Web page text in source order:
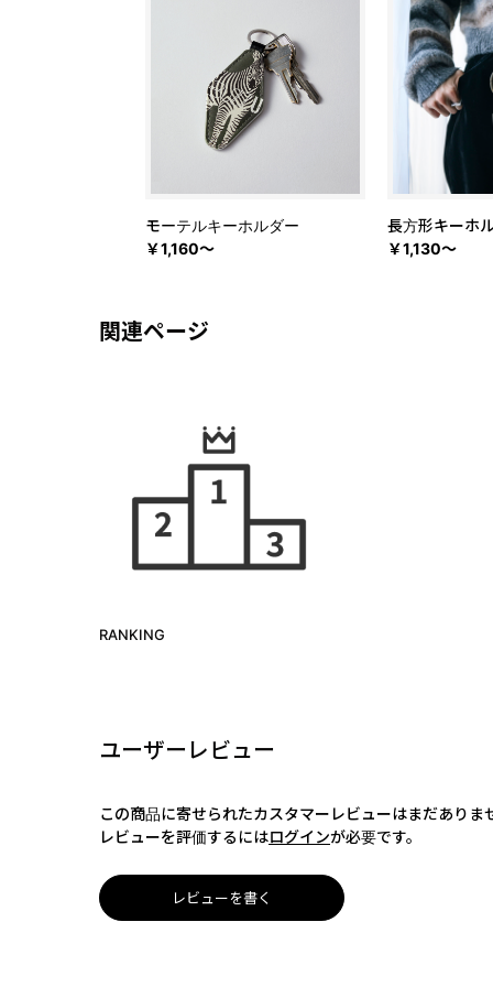
モーテルキーホルダー
￥1,160～
長方形キーホ
￥1,130～
関連ページ
RANKING
ユーザーレビュー
この商品に寄せられたカスタマーレビューはまだありま
レビューを評価するにはログインが必要です。
レビューを書く